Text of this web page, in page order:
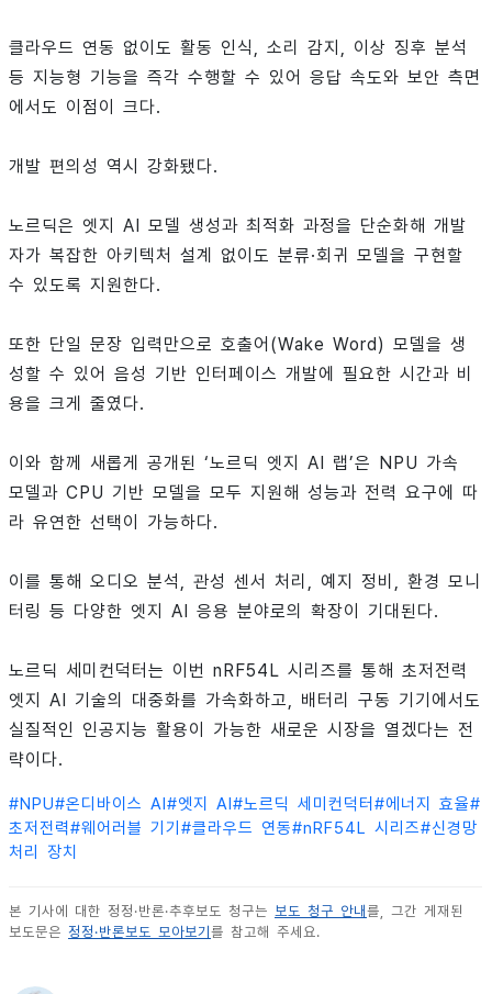
클라우드 연동 없이도 활동 인식, 소리 감지, 이상 징후 분석
등 지능형 기능을 즉각 수행할 수 있어 응답 속도와 보안 측면
에서도 이점이 크다.
개발 편의성 역시 강화됐다.
노르딕은 엣지 AI 모델 생성과 최적화 과정을 단순화해 개발
자가 복잡한 아키텍처 설계 없이도 분류·회귀 모델을 구현할
수 있도록 지원한다.
또한 단일 문장 입력만으로 호출어(Wake Word) 모델을 생
성할 수 있어 음성 기반 인터페이스 개발에 필요한 시간과 비
용을 크게 줄였다.
이와 함께 새롭게 공개된 ‘노르딕 엣지 AI 랩’은 NPU 가속
모델과 CPU 기반 모델을 모두 지원해 성능과 전력 요구에 따
라 유연한 선택이 가능하다.
이를 통해 오디오 분석, 관성 센서 처리, 예지 정비, 환경 모니
터링 등 다양한 엣지 AI 응용 분야로의 확장이 기대된다.
노르딕 세미컨덕터는 이번 nRF54L 시리즈를 통해 초저전력
엣지 AI 기술의 대중화를 가속화하고, 배터리 구동 기기에서도
실질적인 인공지능 활용이 가능한 새로운 시장을 열겠다는 전
략이다.
#NPU#온디바이스 AI#엣지 AI#노르딕 세미컨덕터 #에너지 효율#
초저전력#웨어러블 기기 #클라우드 연동#nRF54L 시리즈#신경망
처리 장치
본 기사에 대한 정정·반론·추후보도 청구는 보도 청구 안내 를, 그간 게재된
보도문은 정정·반론보도 모아보기 를 참고해 주세요.